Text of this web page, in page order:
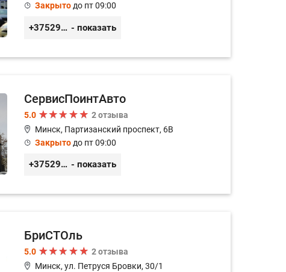
Закрытодо пт 09:00
+375293714433 - показать
СервисПоинтАвто
5.0
2 отзыва
Минск, Партизанский проспект, 6В
Закрытодо пт 09:00
+375296035003 - показать
БриСТОль
5.0
2 отзыва
Минск, ул. Петруся Бровки, 30/1